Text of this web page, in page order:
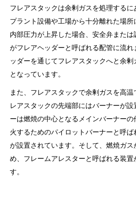
フレアスタックは余剰ガスを処理する
プラント設備や工場から十分離れた場
内部圧力が上昇した場合、安全弁また
がフレアヘッダーと呼ばれる配管に流
ッダーを通じてフレアスタックへと余
となっています。
また、フレアスタックで余剰ガスを高
レアスタックの先端部にはバーナーが
ーは燃焼の中心となるメインバーナー
火するためのパイロットバーナーと呼
が設置されています。そして、燃焼ガ
め、フレームアレスターと呼ばれる装置
す。